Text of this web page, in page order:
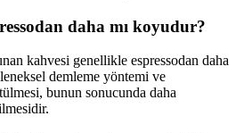
daha mı koyudur?
kahvesi genellikle espressodan daha
demleme yöntemi ve
bunun sonucunda daha